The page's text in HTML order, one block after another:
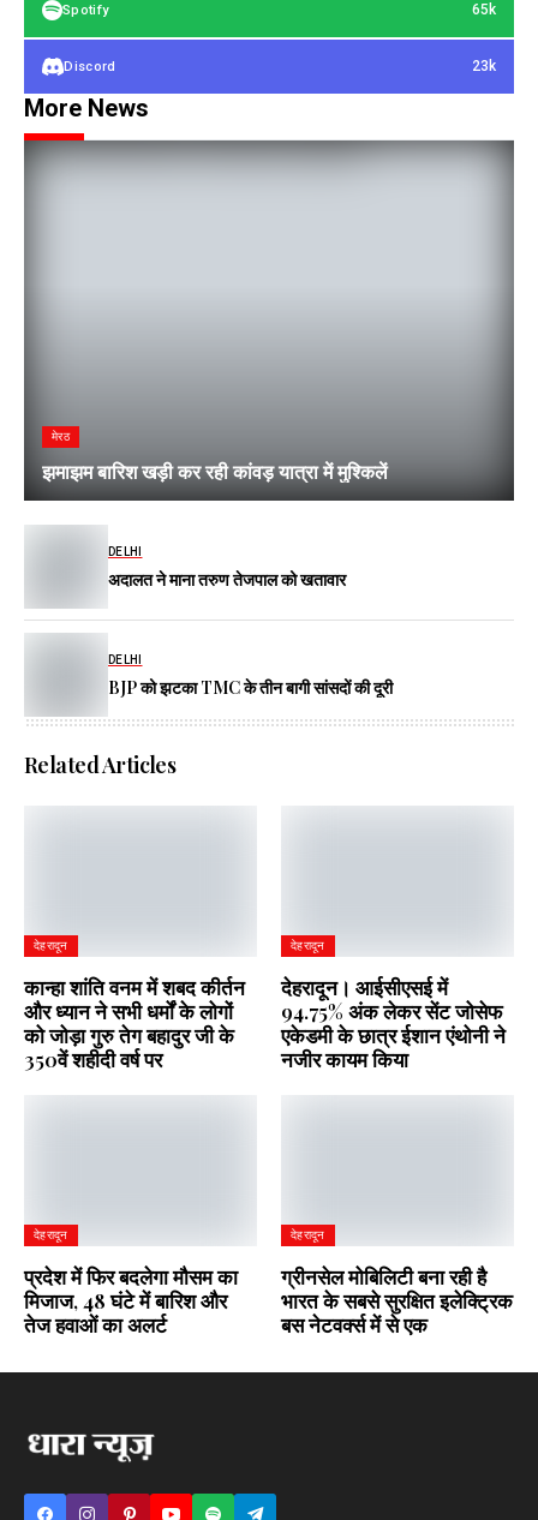
Spotify 65k
Discord 23k
More News
मेरठ
झमाझम बारिश खड़ी कर रही कांवड़ यात्रा में मुश्किलें
DELHI
अदालत ने माना तरुण तेजपाल को खतावार
DELHI
BJP को झटका TMC के तीन बागी सांसदों की दूरी
Related Articles
देहरादून
कान्हा शांति वनम में शबद कीर्तन
और ध्यान ने सभी धर्मों के लोगों
को जोड़ा गुरु तेग बहादुर जी के
350वें शहीदी वर्ष पर
देहरादून
देहरादून। आईसीएसई में
94.75% अंक लेकर सेंट जोसेफ
एकेडमी के छात्र ईशान एंथोनी ने
नजीर कायम किया
देहरादून
प्रदेश में फिर बदलेगा मौसम का
मिजाज, 48 घंटे में बारिश और
तेज हवाओं का अलर्ट
देहरादून
ग्रीनसेल मोबिलिटी बना रही है
भारत के सबसे सुरक्षित इलेक्ट्रिक
बस नेटवर्क्स में से एक